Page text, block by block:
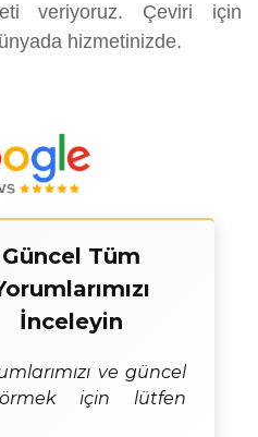
veriyoruz. Çeviri için
hizmetinizde.
Güncel Tüm
İnceleyin
ve güncel
için lütfen